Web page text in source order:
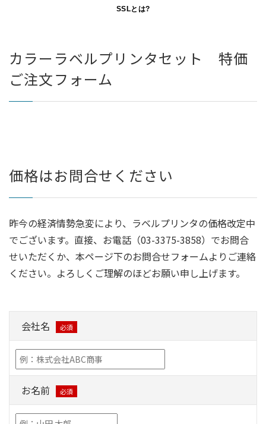
SSLとは?
カラーラベルプリンタセット 特価
ご注文フォーム
価格はお問合せください
昨今の経済情勢急変により、ラベルプリンタの価格改定中
でございます。直接、お電話（03-3375-3858）でお問合
せいただくか、本ページ下のお問合せフォームよりご連絡
ください。よろしくご理解のほどお願い申し上げます。
会社名 必須
お名前 必須